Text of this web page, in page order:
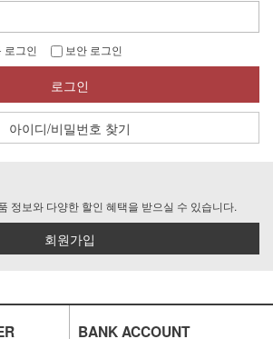
로그인 보안 로그인
로그인
아이디/비밀번호 찾기
정보와 다양한 할인 혜택을 받으실 수 있습니다.
회원가입
BANK ACCOUNT